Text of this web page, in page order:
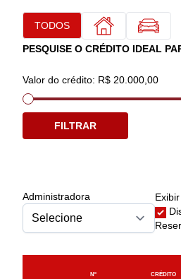
TODOS
PESQUISE O CRÉDITO IDEAL
Valor do crédito: R$ 20.000,00
FILTRAR
Administradora
Exibir
Nº CRÉDITO